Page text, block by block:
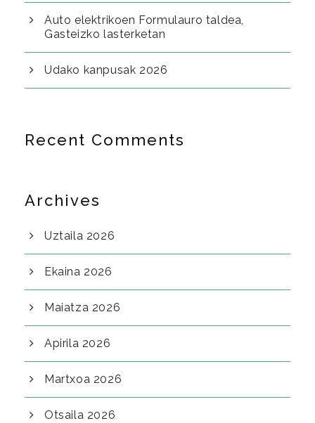
Auto elektrikoen Formulauro taldea,
Gasteizko lasterketan
Udako kanpusak 2026
Recent Comments
Archives
Uztaila 2026
Ekaina 2026
Maiatza 2026
Apirila 2026
Martxoa 2026
Otsaila 2026